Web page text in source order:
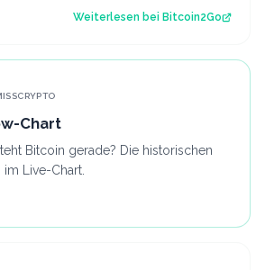
verkauft, k…
Weiterlesen bei Bitcoin2Go
Chart
Bitcoin gerade? Die historischen
Live-Chart.